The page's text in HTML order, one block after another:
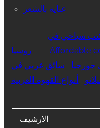
عناية بالشعر
سياحي في
روسيا
Affordable
جورجيا
سائق عربي في
أنواع القهوة العربية
الارشيف